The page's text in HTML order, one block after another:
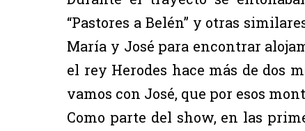
“Pastores a Belén” y otras
María y José para encontrar
el rey Herodes hace más de dos
vamos con José, que por esos
Como parte del show, en las